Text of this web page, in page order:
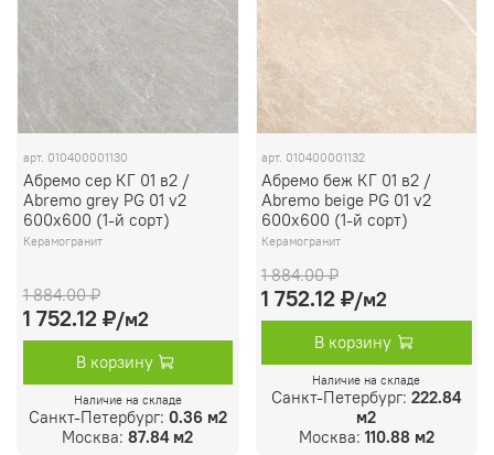
арт. 010400001130
Абремо сер КГ 01 в2 /
Abremo grey PG 01 v2
600х600 (1-й сорт)
Керамогранит
1 884.00 ₽
1 752.12 ₽/м2
В корзину
Наличие на складе
Санкт-Петербург: 0.36 м2
Москва:87.84 м2
арт. 010400001132
Абремо беж КГ 01 в2 /
Abremo beige PG 01 v2
600х600 (1-й сорт)
Керамогранит
1 884.00 ₽
1 752.12 ₽/м2
В корзину
Наличие на складе
Санкт-Петербург:222.84
м2
Москва: 110.88 м2